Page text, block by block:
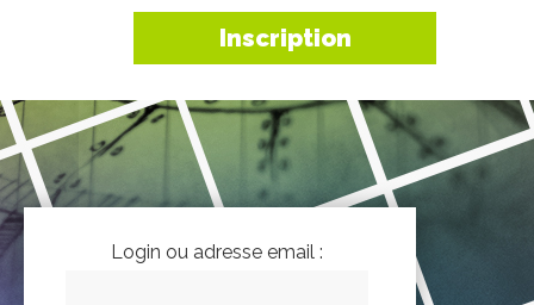
Inscription
Login ou adresse email :